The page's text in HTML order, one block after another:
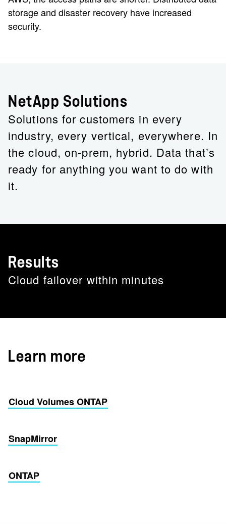
storage and disaster recovery have increased
security.
NetApp Solutions
Solutions for customers in every
industry, every vertical, everywhere. In
the cloud, on-prem, hybrid. Data that’s
ready for anything you want to do with
it.
Results
Cloud failover within minutes
Learn more
Cloud Volumes ONTAP
SnapMirror
ONTAP